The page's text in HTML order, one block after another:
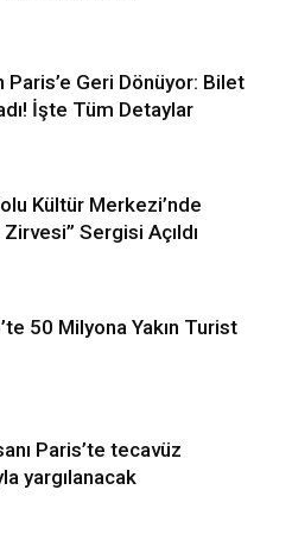
Paris’e Geri Dönüyor: Bilet
İşte Tüm Detaylar
Kültür Merkezi’nde
Sergisi Açıldı
50 Milyona Yakın Turist
Paris’te tecavüz
yargılanacak